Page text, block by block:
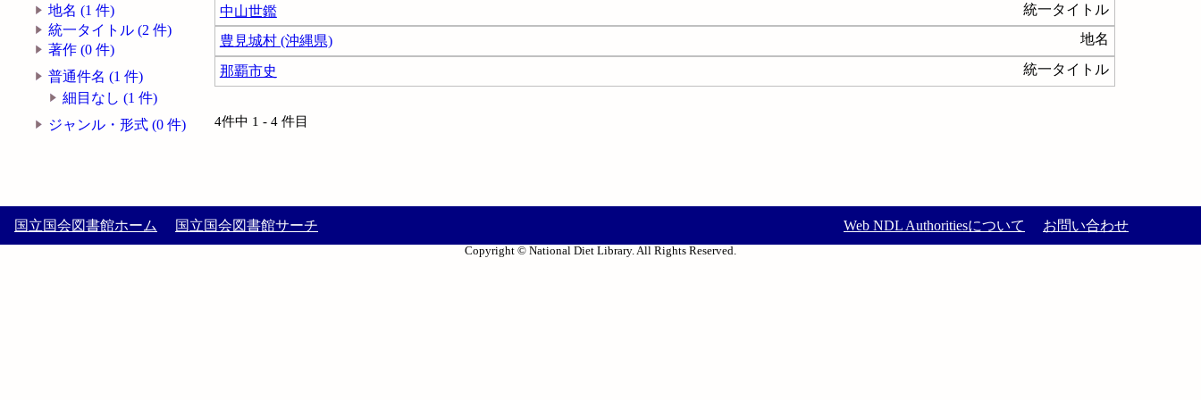
地名 (1 件)
統一タイトル (2 件)
著作 (0 件)
普通件名 (1 件)
細目なし (1 件)
ジャンル・形式 (0 件)
中山世鑑 統一タイトル
豊見城村 (沖縄県) 地名
那覇市史 統一タイトル
4件中 1 - 4 件目
国立国会図書館ホーム 国立国会図書館サーチ Web NDL Authoritiesについて お問い合わせ
Copyright © National Diet Library. All Rights Reserved.